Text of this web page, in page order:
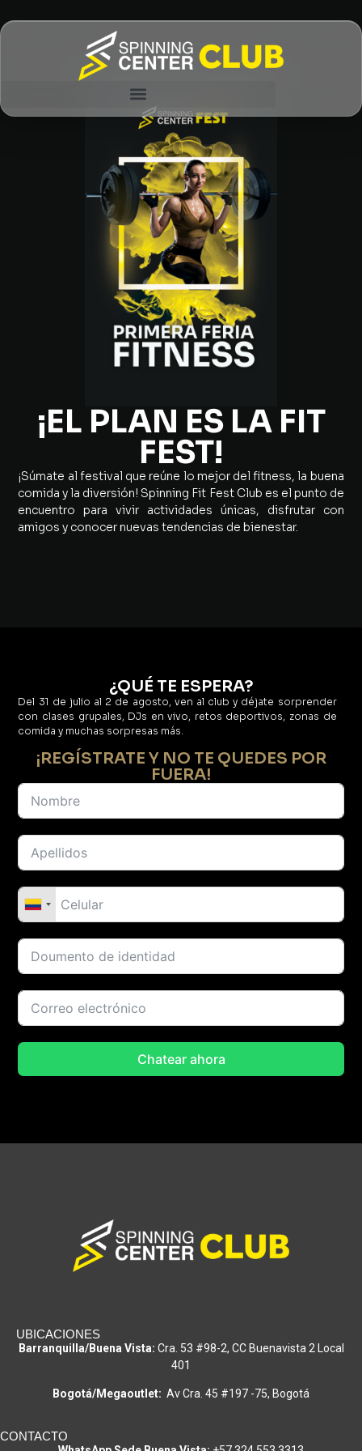
¡EL PLAN ES LA FIT
FEST!
¡Súmate al festival que reúne lo mejor del fitness, la buena
comida y la diversión! Spinning Fit Fest Club es el punto de
encuentro para vivir actividades únicas, disfrutar con
amigos y conocer nuevas tendencias de bienestar.
¿QUÉ TE ESPERA?
Del 31 de julio al 2 de agosto, ven al club y déjate sorprender
con clases grupales, DJs en vivo, retos deportivos, zonas de
comida y muchas sorpresas más.
¡REGÍSTRATE Y NO TE QUEDES POR
FUERA!
Chatear ahora
UBICACIONES
Barranquilla/Buena Vista: Cra. 53 #98-2, CC Buenavista 2 Local
401
Bogotá/Megaoutlet: Av Cra. 45 #197 -75, Bogotá
CONTACTO